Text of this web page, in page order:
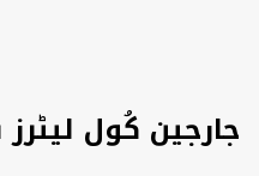
جارجین کُول لیٹرز